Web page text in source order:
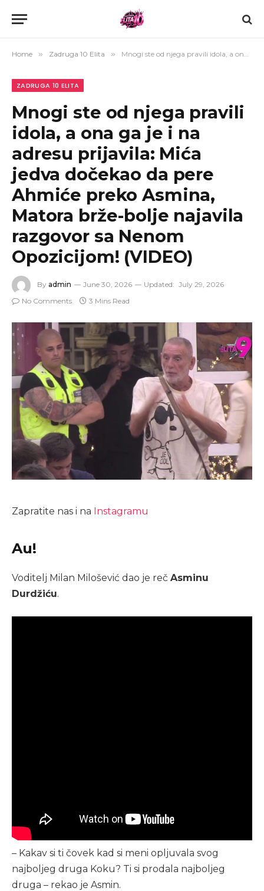
Home » Zadruga 10 Elita » Mnogi ste od njega pravili idola, a ona ga je i na adresu prijavila: Mića jedva dočekao da pere Ahmiće preko Asmina, Matora brže-bolje najavila razgovor sa Nenom Opozicijom! (VIDEO)
ZADRUGA 10 ELITA
Mnogi ste od njega pravili
idola, a ona ga je i na
adresu prijavila: Mića
jedva dočekao da pere
Ahmiće preko Asmina,
Matora brže-bolje najavila
razgovor sa Nenom
Opozicijom! (VIDEO)
By admin June 30, 2026 Updated: July 29, 2026
No Comments
3 Mins Read
Zapratite nas i na Instagramu
Au!
Voditelj Milan Milošević dao je reč Asminu
Durdžiću.
– Kakav si ti čovek kad si meni opljuvala svog
najboljeg druga Koku? Ti si prodala najboljeg
druga – rekao je Asmin.